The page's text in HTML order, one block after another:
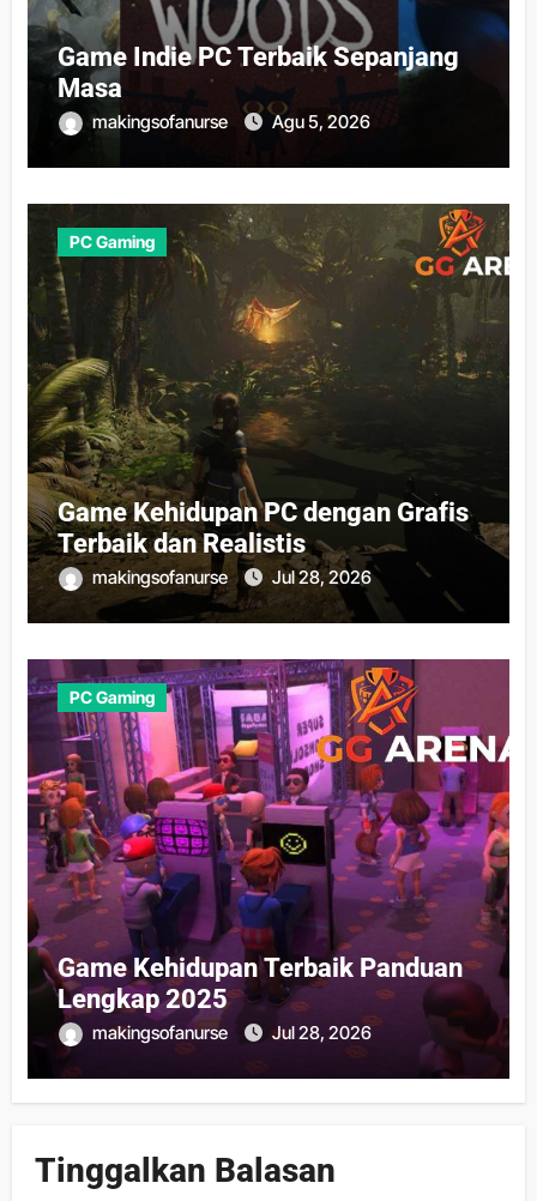
Game Indie PC Terbaik Sepanjang
Masa
makingsofanurse Agu 5, 2026
PC Gaming
Game Kehidupan PC dengan Grafis
Terbaik dan Realistis
makingsofanurse Jul 28, 2026
PC Gaming
Game Kehidupan Terbaik Panduan
Lengkap 2025
makingsofanurse Jul 28, 2026
Tinggalkan Balasan